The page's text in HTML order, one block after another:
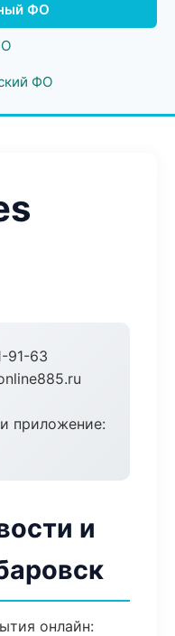
ФО
ФО
91-63
приложение:
и
онлайн: